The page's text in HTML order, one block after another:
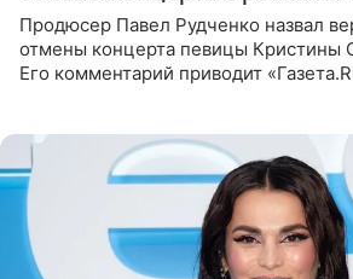
Продюсер Павел Рудченко назвал
отмены концерта певицы Кристины
Его комментарий приводит